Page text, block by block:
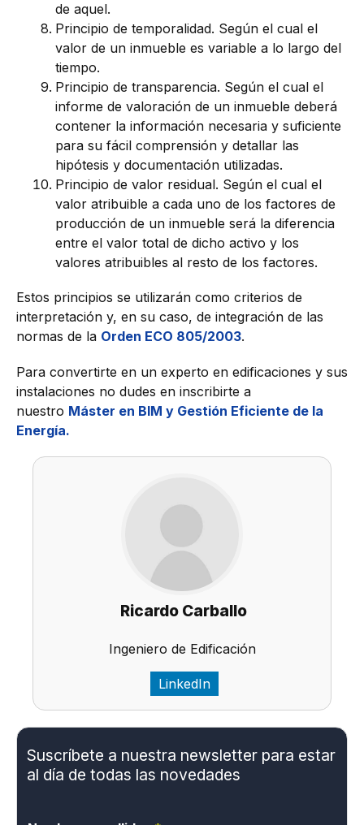
de aquel.
Principio de temporalidad. Según el cual el
valor de un inmueble es variable a lo largo del
tiempo.
Principio de transparencia. Según el cual el
informe de valoración de un inmueble deberá
contener la información necesaria y suficiente
para su fácil comprensión y detallar las
hipótesis y documentación utilizadas.
Principio de valor residual. Según el cual el
valor atribuible a cada uno de los factores de
producción de un inmueble será la diferencia
entre el valor total de dicho activo y los
valores atribuibles al resto de los factores.
Estos principios se utilizarán como criterios de
interpretación y, en su caso, de integración de las
normas de la Orden ECO 805/2003.
Para convertirte en un experto en edificaciones y sus
instalaciones no dudes en inscribirte a
nuestro Máster en BIM y Gestión Eficiente de la
Energía.
Ricardo Carballo
Ingeniero de Edificación
LinkedIn
Suscríbete a nuestra newsletter para estar
al día de todas las novedades